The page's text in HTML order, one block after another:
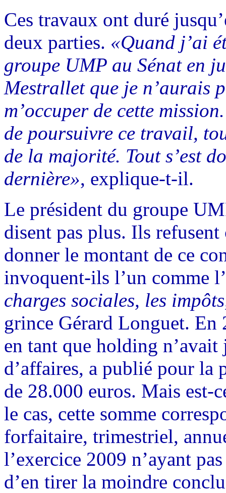
Ces travaux ont duré
deux parties. «Quand j’ai
groupe UMP au Sénat en
Mestrallet que je n’aurais
m’occuper de cette
de poursuivre ce travail,
de la majorité. Tout s’est
dernière», explique-t-il.
Le président du groupe
disent pas plus. Ils
donner le montant de ce
invoquent-ils l’un comme
charges sociales, les
grince Gérard Longuet. En
en tant que holding
d’affaires, a publié pour la
de 28.000 euros. Mais est-
le cas, cette somme
forfaitaire, trimestriel,
l’exercice 2009 n’ayant
d’en tirer la moindre